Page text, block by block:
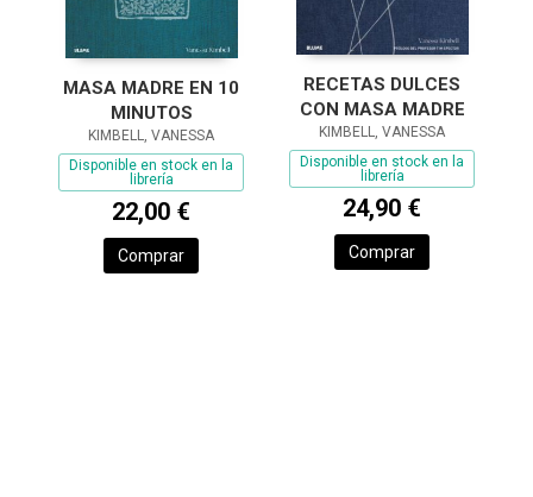
MASA MADRE EN 10
MINUTOS
KIMBELL, VANESSA
Disponible en stock en la
librería
22,00 €
Comprar
RECETAS DULCES
CON MASA MADRE
KIMBELL, VANESSA
Disponible en stock en la
librería
24,90 €
Comprar